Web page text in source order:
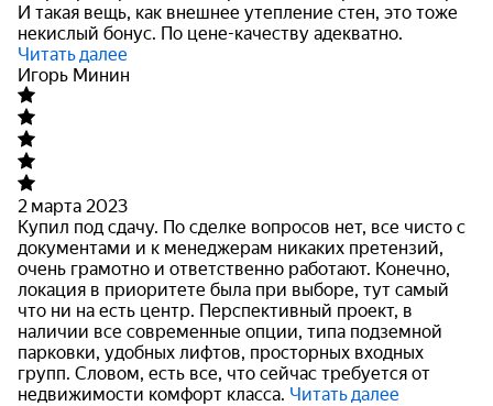
И такая вещь, как внешнее утепление стен, это тоже
некислый бонус. По цене-качеству адекватно.
Читать далее
Игорь Минин
2 марта 2023
Купил под сдачу. По сделке вопросов нет, все чисто с
документами и к менеджерам никаких претензий,
очень грамотно и ответственно работают. Конечно,
локация в приоритете была при выборе, тут самый
что ни на есть центр. Перспективный проект, в
наличии все современные опции, типа подземной
парковки, удобных лифтов, просторных входных
групп. Словом, есть все, что сейчас требуется от
недвижимости комфорт класса. Читать далее